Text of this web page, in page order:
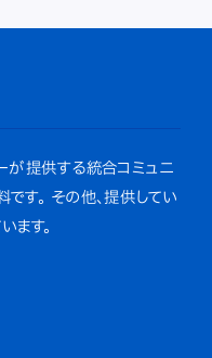
が提供する統合コミュニ
す。 その他、提供してい
ます。